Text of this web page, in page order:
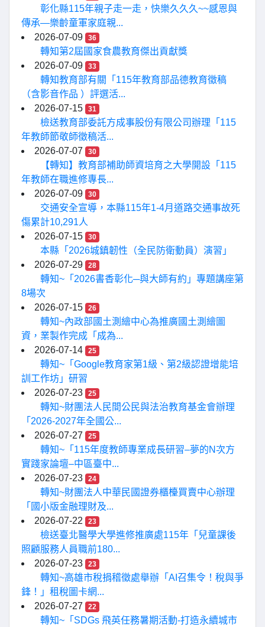
彰化縣115年親子走一走，快樂久久久~~感恩與
傳承—樂齡童軍家庭親...
2026-07-09
36
轉知第2屆國家食農教育傑出貢獻獎
2026-07-09
33
轉知教育部有關「115年教育部品德教育徵稿
（含影音作品 ）評選活...
2026-07-15
31
檢送教育部委託方成事股份有限公司辦理「115
年教師節敬師徵稿活...
2026-07-07
30
【轉知】教育部補助師資培育之大學開設「115
年教師在職進修專長...
2026-07-09
30
交通安全宣導，本縣115年1-4月道路交通事故死
傷累計10,291人
2026-07-15
30
本縣「2026城鎮韌性（全民防衛動員）演習」
2026-07-29
28
轉知~「2026書香彰化─與大師有約」專題講座第
8場次
2026-07-15
26
轉知~內政部國土測繪中心為推廣國土測繪圖
資，業製作完成「成為...
2026-07-14
25
轉知~「Google教育家第1級、第2級認證增能培
訓工作坊」研習
2026-07-23
25
轉知~財團法人民間公民與法治教育基金會辦理
「2026-2027年全國公...
2026-07-27
25
轉知~「115年度教師專業成長研習–夢的N次方
實踐家論壇–中區臺中...
2026-07-23
24
轉知~財團法人中華民國證券櫃檯買賣中心辦理
「國小版金融理財及...
2026-07-22
23
檢送臺北醫學大學進修推廣處115年「兒童課後
照顧服務人員職前180...
2026-07-23
23
轉知~高雄市稅捐稽徵處舉辦「AI召集令！稅與爭
鋒！」租稅圖卡網...
2026-07-27
22
轉知~「SDGs 飛英任務暑期活動-打造永續城市